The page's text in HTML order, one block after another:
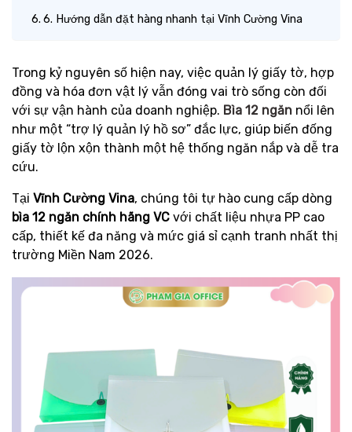
6. Hướng dẫn đặt hàng nhanh tại Vĩnh Cường Vina
Trong kỷ nguyên số hiện nay, việc quản lý giấy tờ, hợp
đồng và hóa đơn vật lý vẫn đóng vai trò sống còn đối
với sự vận hành của doanh nghiệp. Bìa 12 ngăn nổi lên
như một “trợ lý quản lý hồ sơ” đắc lực, giúp biến đống
giấy tờ lộn xộn thành một hệ thống ngăn nắp và dễ tra
cứu.
Tại Vĩnh Cường Vina, chúng tôi tự hào cung cấp dòng
bìa 12 ngăn chính hãng VC với chất liệu nhựa PP cao
cấp, thiết kế đa năng và mức giá sỉ cạnh tranh nhất thị
trường Miền Nam 2026.